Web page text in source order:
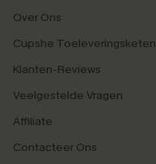
Over Ons
Cupshe Toeleveringsketen
Klanten-Reviews
Veelgestelde Vragen
Affiliate
Contacteer Ons